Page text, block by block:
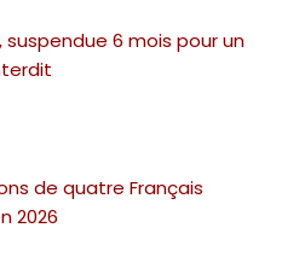
suspendue 6 mois pour un
de quatre Français
2026